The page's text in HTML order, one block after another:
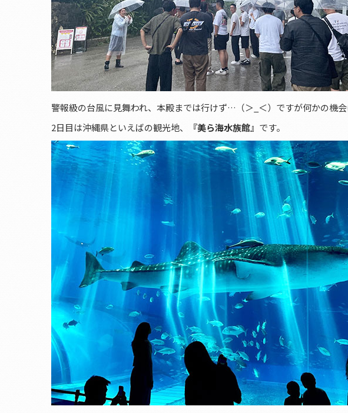
警報級の台風に見舞われ、本殿までは行けず…（＞_＜）ですが何かの機
2日目は沖縄県といえばの観光地、
『美ら海水族館』 です。